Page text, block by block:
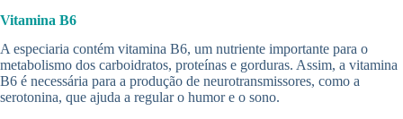
Vitamina B6
A especiaria contém vitamina B6, um nutriente importante para o
metabolismo dos carboidratos, proteínas e gorduras. Assim, a vitamina
B6 é necessária para a produção de neurotransmissores, como a
serotonina, que ajuda a regular o humor e o sono.